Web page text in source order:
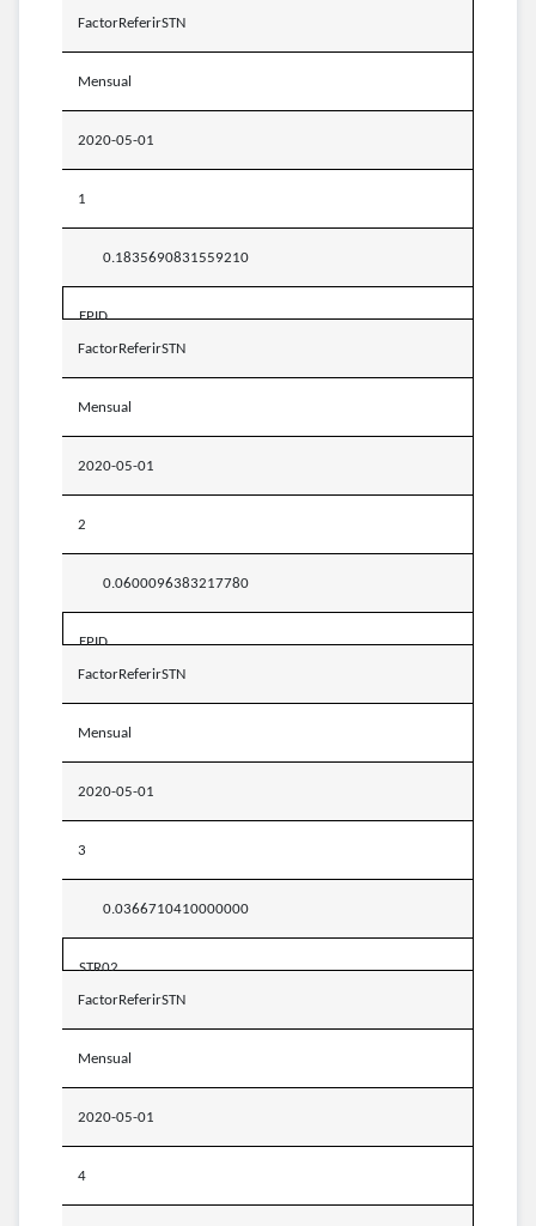
FactorReferirSTN
Mensual
2020-05-01
1
0.1835690831559210
EPID
FactorReferirSTN
Mensual
2020-05-01
2
0.0600096383217780
EPID
FactorReferirSTN
Mensual
2020-05-01
3
0.0366710410000000
STR02
FactorReferirSTN
Mensual
2020-05-01
4